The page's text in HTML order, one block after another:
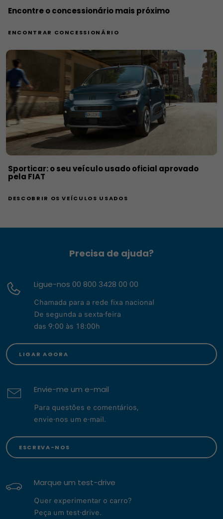
Encontre o concessionário mais próximo
ENCONTRAR CONCESSIONÁRIO
Sporticar: o seu veículo usado oficial aprovado
pela FIAT
DESCOBRIR OS VEÍCULOS USADOS
Precisa de ajuda?
Ligue-nos 00 800 3428 00 00
Chamada para a rede fixa nacional
De segunda a sexta-feira
das 9:00 às 18:00h
LIGAR AGORA
Envie-me um e-mail
Para questões e comentários,
envie-nos um e-mail.
ESCREVA-NOS
Marque um test-drive
Quer experimentar o carro?
Peça um test-drive.